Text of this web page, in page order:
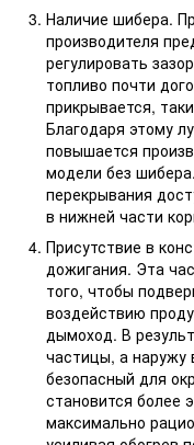
Наличие шибера.
производителя
регулировать
топливо почти
прикрывается,
Благодаря этому
повышается
модели без
перекрывания
в нижней части
Присутствие в
дожигания. Эта
того, чтобы
воздействию
дымоход. В
частицы, а наружу
безопасный для
становится более
максимально